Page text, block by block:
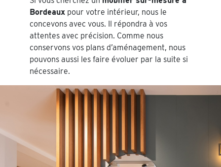
Bordeaux pour votre intérieur, nous le
concevons avec vous. Il répondra à vos
attentes avec précision. Comme nous
conservons vos plans d’aménagement, nous
pouvons aussi les faire évoluer par la suite si
nécessaire.